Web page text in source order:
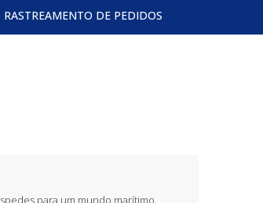
RASTREAMENTO DE PEDIDOS
para um mundo marítimo.